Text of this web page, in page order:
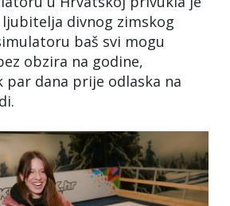
divnog zimskog
baš svi mogu
obzira na godine,
dana prije odlaska na